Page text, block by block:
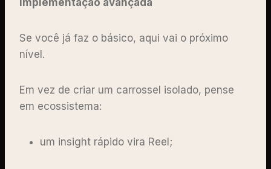
Se você já faz o básico, aqui vai o próximo
nível.
Em vez de criar um carrossel isolado, pense
em ecossistema:
um insight rápido vira Reel;